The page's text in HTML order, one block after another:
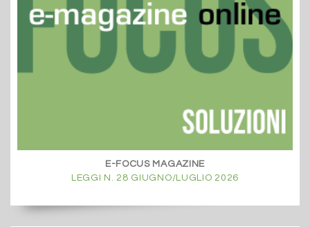
E-FOCUS MAGAZINE
LEGGI N. 28 GIUGNO/LUGLIO 2026